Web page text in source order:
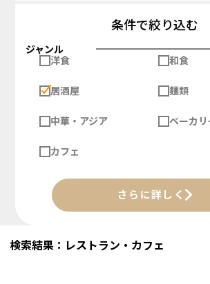
条件で絞り込む
ジャンル
洋食
和食
居酒屋 麺類
中華・アジア ベーカリ
カフェ
さらに詳しく
検索結果：レストラン・カフェ